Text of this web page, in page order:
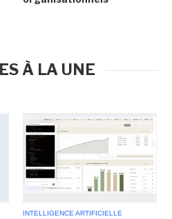
À LA UNE
INTELLIGENCE ARTIFICIELLE